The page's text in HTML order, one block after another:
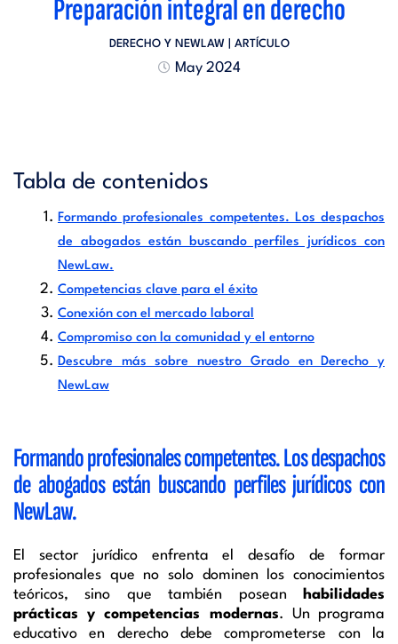
Preparación integral en derecho
DERECHO Y NEWLAW | ARTÍCULO
May 2024
Tabla de contenidos
Formando profesionales competentes. Los despachos
de abogados están buscando perfiles jurídicos con
NewLaw.
Competencias clave para el éxito
Conexión con el mercado laboral
Compromiso con la comunidad y el entorno
Descubre más sobre nuestro Grado en Derecho y
NewLaw
Formando profesionales competentes. Los despachos
de abogados están buscando perfiles jurídicos con
NewLaw.
El sector jurídico enfrenta el desafío de formar
profesionales que no solo dominen los conocimientos
teóricos, sino que también posean
habilidades
prácticas y competencias modernas. Un programa
educativo en derecho debe comprometerse con la